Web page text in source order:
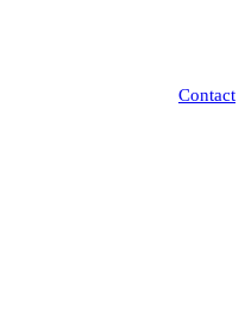
Contact